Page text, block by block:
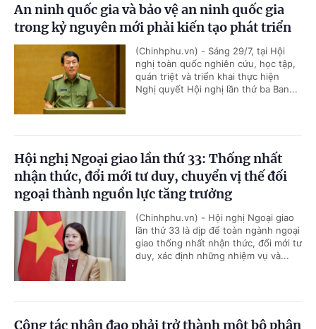
An ninh quốc gia và bảo vệ an ninh quốc gia
trong kỷ nguyên mới phải kiến tạo phát triển
(Chinhphu.vn) - Sáng 29/7, tại Hội
nghị toàn quốc nghiên cứu, học tập,
quán triệt và triển khai thực hiện
Nghị quyết Hội nghị lần thứ ba Ban...
Hội nghị Ngoại giao lần thứ 33: Thống nhất
nhận thức, đổi mới tư duy, chuyển vị thế đối
ngoại thành nguồn lực tăng trưởng
(Chinhphu.vn) - Hội nghị Ngoại giao
lần thứ 33 là dịp để toàn ngành ngoại
giao thống nhất nhận thức, đổi mới tư
duy, xác định những nhiệm vụ và...
Công tác nhân đạo phải trở thành một bộ phận